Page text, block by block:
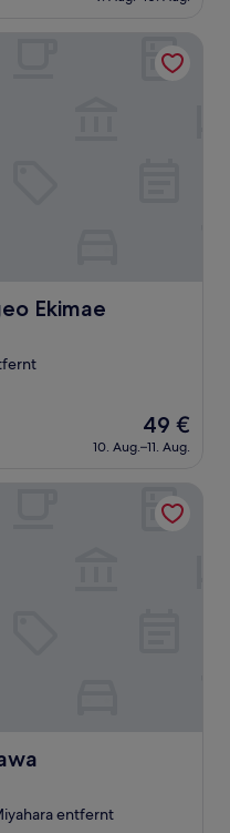
beträgt
Ekimae
Der
Preis
beträgt
49 €
10. Aug.–11. Aug.
entfernt